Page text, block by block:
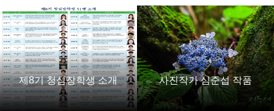
제8기 청심장학생 소개 사진작가 심준섭 작품